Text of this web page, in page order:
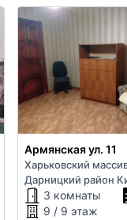
Армянская ул. 11
Харьковский
Дарницкий район
3 комнаты
9 / 9 этаж